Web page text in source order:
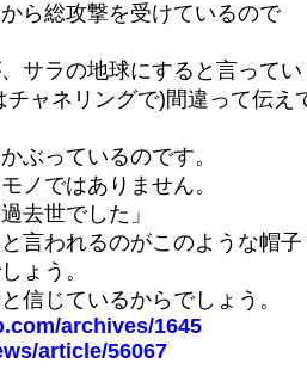
ら総攻撃を受けているので
サラの地球にすると言ってい
チャネリングで)間違って伝え
ぶっているのです。
ノではありません。
去世でした」
言われるのがこのような帽子
ょう。
信じているからでしょう。
archives/1645
article/56067